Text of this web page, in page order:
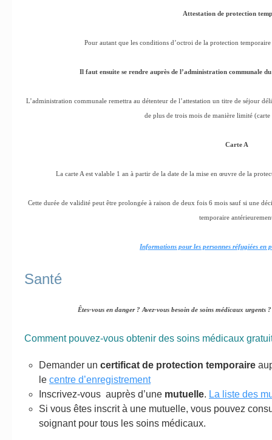
Attestation de protection
Pour autant que les conditions d’octroi de la protection
Il faut ensuite se rendre auprès de l’administration communale
L’administration communale remettra au détenteur de l’attestation un titre de séjour
de plus de trois mois de manière limité
Carte A
La carte A est valable 1 an à partir de la date de la mise en œuvre de la
Cette durée de validité peut être prolongée à raison de deux fois 6 mois sauf si une
temporaire
Informations pour les personnes réfugiées en
Santé
Êtes-vous en danger ? Avez-vous besoin de soins médicaux urgents
Comment pouvez-vous obtenir des soins médicaux
Demander un certificat de protection temporaire
le centre d’enregistrement
Inscrivez-vous auprès d’une mutuelle. La liste des
Si vous êtes inscrit à une mutuelle, vous pouvez
soignant pour tous les soins médicaux.